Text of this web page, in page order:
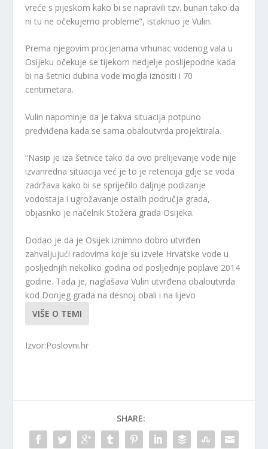
vreće s pijeskom kako bi se napravili tzv. bunari tako da
ni tu ne očekujemo probleme”, istaknuo je Vulin.
Prema njegovim procjenama vrhunac vodenog vala u
Osijeku očekuje se tijekom nedjelje poslijepodne kada
bi na šetnici dubina vode mogla iznositi i 70
centimetara.
Vulin napominje da je takva situacija potpuno
predviđena kada se sama obaloutvrda projektirala.
“Nasip je iza šetnice tako da ovo prelijevanje vode nije
izvanredna situacija već je to je retencija gdje se voda
zadržava kako bi se spriječilo daljnje podizanje
vodostaja i ugrožavanje ostalih područja grada,
objasnko je načelnik Stožera grada Osijeka.
Dodao je da je Osijek iznimno dobro utvrđen
zahvaljujući radovima koje su izvele Hrvatske vode u
posljednjih nekoliko godina od posljednje poplave 2014
godine. Tada je, naglašava Vulin utvrđena obaloutvrda
kod Donjeg grada na desnoj obali i na lijevo
VIŠE O TEMI
Izvor:Poslovni.hr
SHARE: